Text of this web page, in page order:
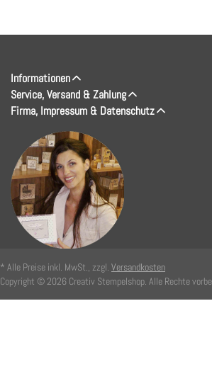
Informationen
Service, Versand & Zahlung
Firma, Impressum & Datenschutz
* Alle Preise inkl. MwSt., zzgl. Versandkosten
Copyright © 2026 Creativ Stempelshop. Alle Rechte